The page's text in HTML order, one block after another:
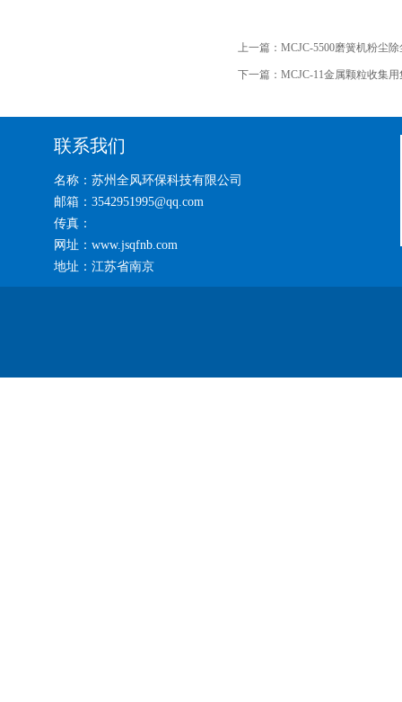
上一篇： MCJC-5500磨簧机粉尘除
下一篇： MCJC-11金属颗粒收集
联系我们
名称：苏州全风环保科技有限公司
邮箱：3542951995@qq.com
传真：
网址：www.jsqfnb.com
地址：江苏省南京